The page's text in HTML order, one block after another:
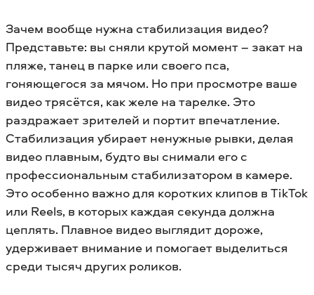
Зачем вообще нужна стабилизация видео?
Представьте: вы сняли крутой момент – закат на
пляже, танец в парке или своего пса,
гоняющегося за мячом. Но при просмотре ваше
видео трясётся, как желе на тарелке. Это
раздражает зрителей и портит впечатление.
Стабилизация убирает ненужные рывки, делая
видео плавным, будто вы снимали его с
профессиональным стабилизатором в камере.
Это особенно важно для коротких клипов в TikTok
или Reels, в которых каждая секунда должна
цеплять. Плавное видео выглядит дороже,
удерживает внимание и помогает выделиться
среди тысяч других роликов.